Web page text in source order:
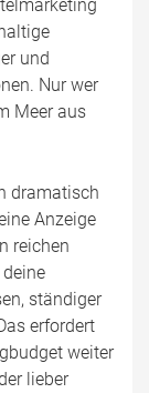
und
Nur wer
Meer aus
dramatisch
Anzeige
reichen
ständiger
erfordert
weiter
lieber